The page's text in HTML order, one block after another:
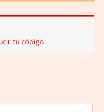
tu código